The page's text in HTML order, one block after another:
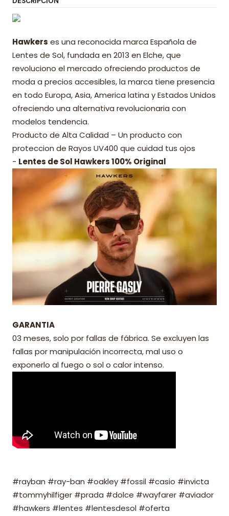
Hawkers es una reconocida marca Española de
Lentes de Sol, fundada en 2013 en Elche, que
revoluciono el mercado ofreciendo productos de
moda a precios accesibles, la marca tiene presencia
en todo Europa, Asia, America latina y Estados Unidos
ofreciendo una alternativa revolucionaria con
modelos tendencia.
Producto de Alta Calidad – Un producto con
proteccion de Rayos UV400 que cuidad tus ojos
- Lentes de Sol Hawkers 100% Original
GARANTIA
03 meses, solo por fallas de fábrica. Se excluyen las
fallas por manipulación incorrecta, mal uso o
exponerlo al fuego o sol o calor intenso.
#rayban #ray-ban #oakley #fossil #casio #invicta
#tommyhilfiger #prada #dolce #wayfarer #aviador
#hawkers #lentes #lentesdesol #oferta